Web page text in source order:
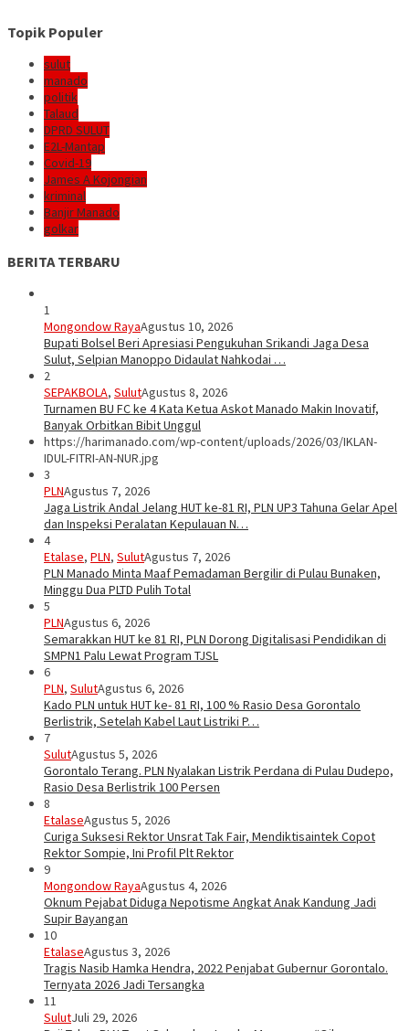
Topik Populer
sulut
manado
politik
Talaud
DPRD SULUT
E2L-Mantap
Covid-19
James A Kojongian
kriminal
Banjir Manado
golkar
BERITA TERBARU
1
Mongondow RayaAgustus 10, 2026
Bupati Bolsel Beri Apresiasi Pengukuhan Srikandi Jaga Desa
Sulut, Selpian Manoppo Didaulat Nahkodai …
2
SEPAKBOLA, SulutAgustus 8, 2026
Turnamen BU FC ke 4 Kata Ketua Askot Manado Makin Inovatif,
Banyak Orbitkan Bibit Unggul
https://harimanado.com/wp-content/uploads/2026/03/IKLAN-
IDUL-FITRI-AN-NUR.jpg
3
PLNAgustus 7, 2026
Jaga Listrik Andal Jelang HUT ke-81 RI, PLN UP3 Tahuna Gelar Apel
dan Inspeksi Peralatan Kepulauan N…
4
Etalase, PLN, SulutAgustus 7, 2026
PLN Manado Minta Maaf Pemadaman Bergilir di Pulau Bunaken,
Minggu Dua PLTD Pulih Total
5
PLNAgustus 6, 2026
Semarakkan HUT ke 81 RI, PLN Dorong Digitalisasi Pendidikan di
SMPN1 Palu Lewat Program TJSL
6
PLN, SulutAgustus 6, 2026
Kado PLN untuk HUT ke- 81 RI, 100 % Rasio Desa Gorontalo
Berlistrik, Setelah Kabel Laut Listriki P…
7
SulutAgustus 5, 2026
Gorontalo Terang. PLN Nyalakan Listrik Perdana di Pulau Dudepo,
Rasio Desa Berlistrik 100 Persen
8
EtalaseAgustus 5, 2026
Curiga Suksesi Rektor Unsrat Tak Fair, Mendiktisaintek Copot
Rektor Sompie, Ini Profil Plt Rektor
9
Mongondow RayaAgustus 4, 2026
Oknum Pejabat Diduga Nepotisme Angkat Anak Kandung Jadi
Supir Bayangan
10
EtalaseAgustus 3, 2026
Tragis Nasib Hamka Hendra, 2022 Penjabat Gubernur Gorontalo.
Ternyata 2026 Jadi Tersangka
11
SulutJuli 29, 2026